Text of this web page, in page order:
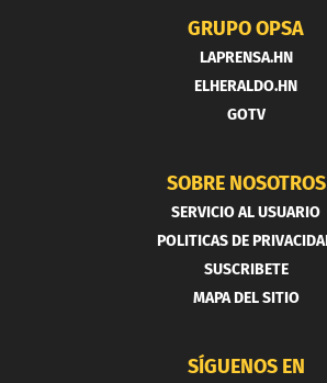
GRUPO OPSA
LAPRENSA.HN
ELHERALDO.HN
GOTV
SOBRE NOSOTROS
SERVICIO AL USUARIO
POLITICAS DE
SUSCRIBETE
MAPA DEL SITIO
SÍGUENOS EN